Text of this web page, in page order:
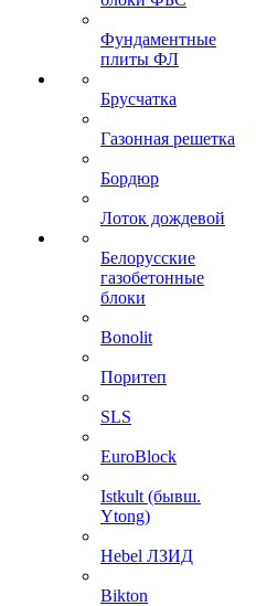
Фундаментные
плиты ФЛ
Брусчатка
Газонная решетка
Бордюр
Лоток дождевой
Белорусские
газобетонные
блоки
Bonolit
Поритеп
SLS
EuroBlock
Istkult (бывш.
Ytong)
Hebel ЛЗИД
Bikton